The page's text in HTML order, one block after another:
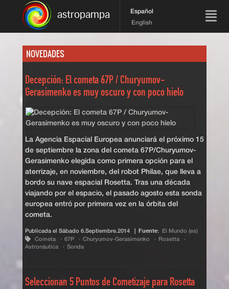
astropampa
Español
English
NOVEDADES
Decepción: El cometa 67P / Churyumov-
Gerasimenko es muy oscuro y con poco hielo
La Agencia Espacial Europea anunciará el próximo 15
de septiembre la zona del cometa 67P/Churyumov-
Gerasimenko elegida como primera opción para el
aterrizaje, en noviembre, del robot Philae, que lleva a
bordo su nave espacial Rosetta. Tras una década
viajando por el espacio, el pasado agosto esta sonda
europea entró por primera vez en la órbita del
cometa.
Publicada el Sábado 6.Septiembre.2014 Fuente:
El Mundo (es)
Cometa
67P Churyumov-Gerasimenko
Rosetta
Astronáutica
Sonda
Seleccionan 5 Puntos de Cometizaje para Rosetta